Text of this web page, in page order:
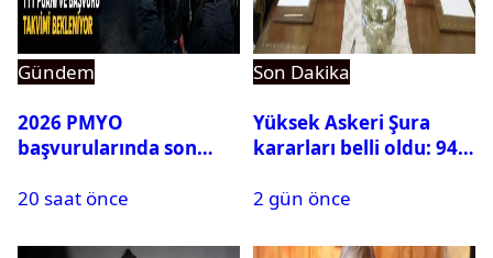
Gündem
2026 PMYO
başvurularında son
20 saat önce
Son Dakika
Yüksek Askeri Şura
kararları belli oldu: 94
2 gün önce